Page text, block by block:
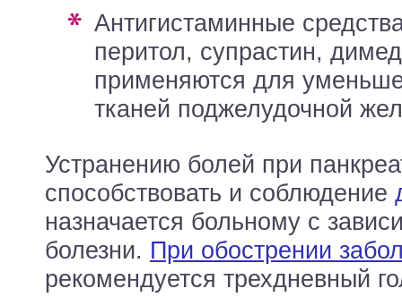
антигистаминные средства (пипольфен,
перитол, супрастин,
применяются для
тканей поджелудочной
Устранению болей при
способствовать и соблюдение
назначается больному с
болезни. При обострении
рекомендуется трехдневный